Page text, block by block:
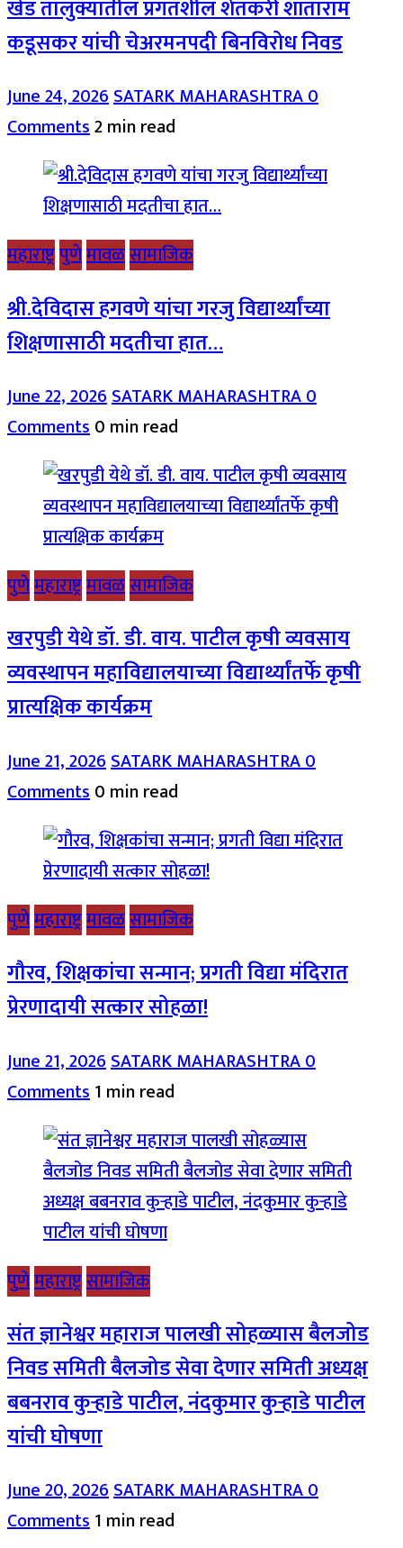
खेड तालुक्यातील प्रगतशील शेतकरी शांताराम
कडूसकर यांची चेअरमनपदी बिनविरोध निवड
June 24, 2026SATARK MAHARASHTRA0
Comments2 min read
महाराष्ट्रपुणेमावळसामाजिक
श्री.देविदास हगवणे यांचा गरजु विद्यार्थ्यांच्या
शिक्षणासाठी मदतीचा हात…
June 22, 2026SATARK MAHARASHTRA0
Comments0 min read
पुणेमहाराष्ट्रमावळसामाजिक
खरपुडी येथे डॉ. डी. वाय. पाटील कृषी व्यवसाय
व्यवस्थापन महाविद्यालयाच्या विद्यार्थ्यांतर्फे कृषी
प्रात्यक्षिक कार्यक्रम
June 21, 2026SATARK MAHARASHTRA0
Comments0 min read
पुणेमहाराष्ट्रमावळसामाजिक
गौरव, शिक्षकांचा सन्मान; प्रगती विद्या मंदिरात
प्रेरणादायी सत्कार सोहळा!
June 21, 2026SATARK MAHARASHTRA0
Comments1 min read
पुणेमहाराष्ट्रसामाजिक
संत ज्ञानेश्वर महाराज पालखी सोहळ्यास बैलजोड
निवड समिती बैलजोड सेवा देणार समिती अध्यक्ष
बबनराव कुऱ्हाडे पाटील, नंदकुमार कुऱ्हाडे पाटील
यांची घोषणा
June 20, 2026SATARK MAHARASHTRA0
Comments1 min read